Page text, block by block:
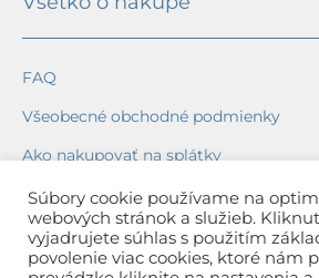
FAQ
Všeobecné obchodné podmienky
Ako nakupovať na splátky
Ochrana osobných údajov
Reklamačný poriadok
Spôsob a cena dopravy
Súbory cookie používame na
webových stránok a služieb.
vyjadrujete súhlas s použitím
povolenie viac cookies, ktoré nám